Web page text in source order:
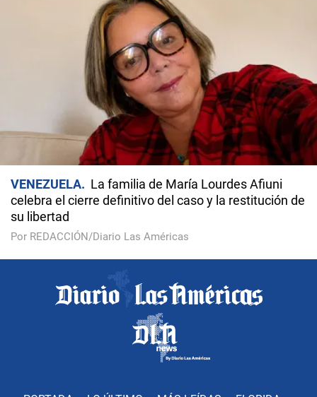
VENEZUELA
La familia de María Lourdes Afiuni
celebra el cierre definitivo del caso y la restitución de
su libertad
Por REDACCIÓN/Diario Las Américas